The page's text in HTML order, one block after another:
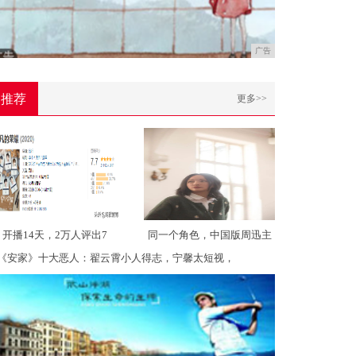
广告
推荐 更多>>
开播14天，2万人评出7
同一个角色，中国版周迅主
安家》十大恶人：翟云霄小人得志，宁馨太短视，